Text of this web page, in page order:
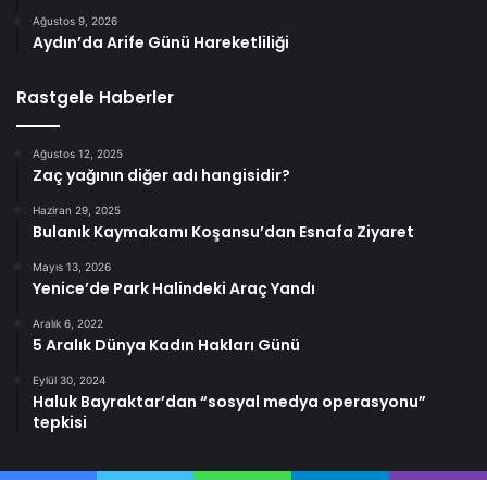
Ağustos 9, 2026
Aydın’da Arife Günü Hareketliliği
Rastgele Haberler
Ağustos 12, 2025
Zaç yağının diğer adı hangisidir?
Haziran 29, 2025
Bulanık Kaymakamı Koşansu’dan Esnafa Ziyaret
Mayıs 13, 2026
Yenice’de Park Halindeki Araç Yandı
Aralık 6, 2022
5 Aralık Dünya Kadın Hakları Günü
Eylül 30, 2024
Haluk Bayraktar’dan “sosyal medya operasyonu”
tepkisi